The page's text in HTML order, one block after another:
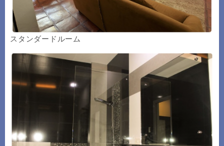
スタンダードルーム